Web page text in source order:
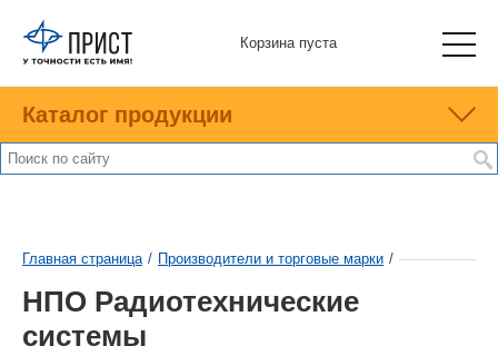
Корзина пуста
Каталог продукции
Главная страница / Производители и торговые марки /
НПО Радиотехнические
системы